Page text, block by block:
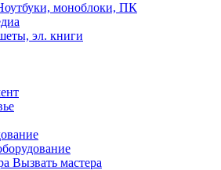
моноблоки, ПК
эл. книги
Вызвать мастера